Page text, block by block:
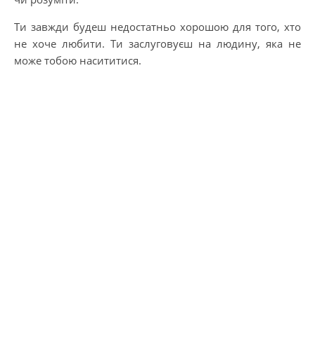
Ти завжди будеш недостатньо хорошою для того, хто
не хоче любити. Ти заслуговуєш на людину, яка не
може тобою насититися.